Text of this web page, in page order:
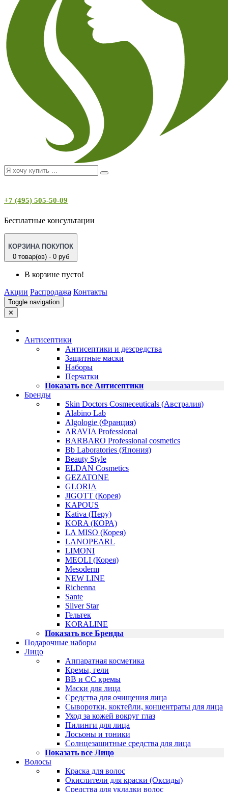
+7 (495) 505-50-09
Бесплатные консультации
КОРЗИНА ПОКУПОК
0 товар(ов) - 0 руб
В корзине пусто!
Акции Распродажа Контакты
Toggle navigation
✕
Антисептики
Антисептики и дезсредства
Защитные маски
Наборы
Перчатки
Показать все Антисептики
Бренды
Skin Doctors Cosmeceuticals (Австралия)
Alabino Lab
Algologie (Франция)
ARAVIA Professional
BARBARO Professional cosmetics
Bb Laboratories (Япония)
Beauty Style
ELDAN Cosmetics
GEZATONE
GLORIA
JIGOTT (Корея)
KAPOUS
Kativa (Перу)
KORA (КОРА)
LA MISO (Корея)
LANOPEARL
LIMONI
MEOLI (Корея)
Mesoderm
NEW LINE
Richenna
Sante
Silver Star
Гельтек
KORALINE
Показать все Бренды
Подарочные наборы
Лицо
Аппаратная косметика
Кремы, гели
BB и CC кремы
Маски для лица
Средства для очищения лица
Сыворотки, коктейли, концентраты для лица
Уход за кожей вокруг глаз
Пилинги для лица
Лосьоны и тоники
Солнцезащитные средства для лица
Показать все Лицо
Волосы
Краска для волос
Окислители для краски (Оксиды)
Средства для укладки волос